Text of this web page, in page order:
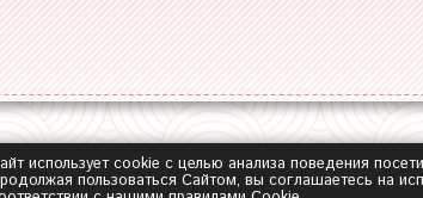
использует cookie с целью анализа поведения
пользоваться Сайтом, вы соглашаетесь на